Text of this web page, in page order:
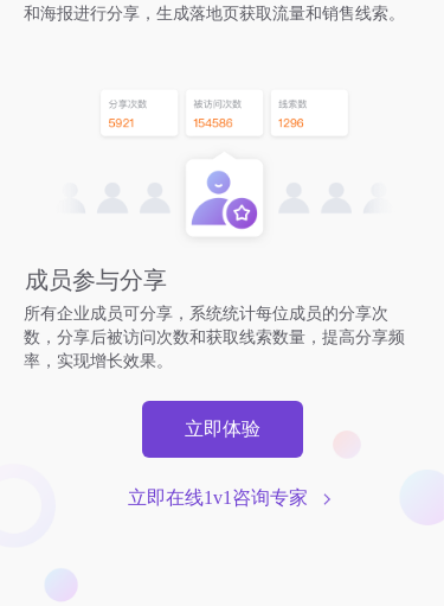
和海报进行分享，生成落地页获取流量和销售线索。
成员参与分享
所有企业成员可分享，系统统计每位成员的分享次
数，分享后被访问次数和获取线索数量，提高分享频
率，实现增长效果。
立即体验
立即在线1v1咨询专家